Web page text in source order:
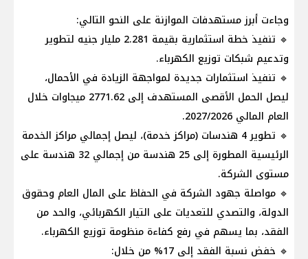
وجاءت أبرز مستهدفات الموازنة على النحو التالي:
🔹 تنفيذ خطة استثمارية بقيمة 2.281 مليار جنيه لتطوير
وتدعيم شبكات توزيع الكهرباء.
🔹 تنفيذ استثمارات جديدة لمواجهة الزيادة في الأحمال،
ليصل الحمل الأقصى المستهدف إلى 2771.62 ميجاوات خلال
العام المالي 2027/2026.
🔹 تطوير 4 هندسات (مراكز خدمة)، ليصل إجمالي مراكز الخدمة
الرئيسية المطورة إلى 25 هندسة من إجمالي 32 هندسة على
مستوى الشركة.
🔹 مواصلة جهود الشركة في الحفاظ على المال العام وحقوق
الدولة، والتصدي للتعديات على التيار الكهربائي، والحد من
الفقد، بما يسهم في رفع كفاءة منظومة توزيع الكهرباء.
🔹 خفض نسبة الفقد إلى 17% من خلال: